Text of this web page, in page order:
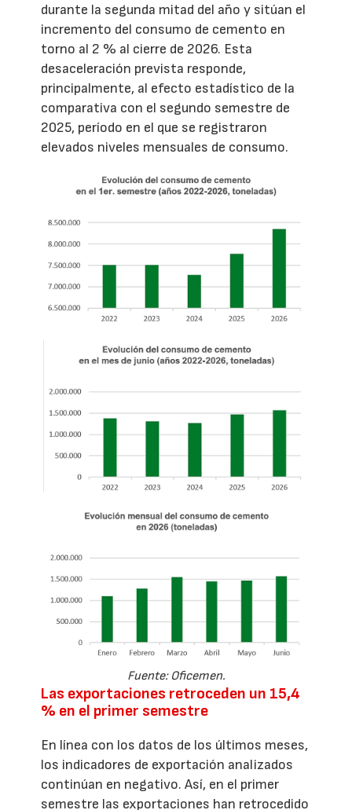
durante la segunda mitad del año y sitúan el
incremento del consumo de cemento en
torno al 2 % al cierre de 2026. Esta
desaceleración prevista responde,
principalmente, al efecto estadístico de la
comparativa con el segundo semestre de
2025, período en el que se registraron
elevados niveles mensuales de consumo.
Fuente: Oficemen.
Las exportaciones retroceden un 15,4
% en el primer semestre
En línea con los datos de los últimos meses,
los indicadores de exportación analizados
continúan en negativo. Así, en el primer
semestre las exportaciones han retrocedido